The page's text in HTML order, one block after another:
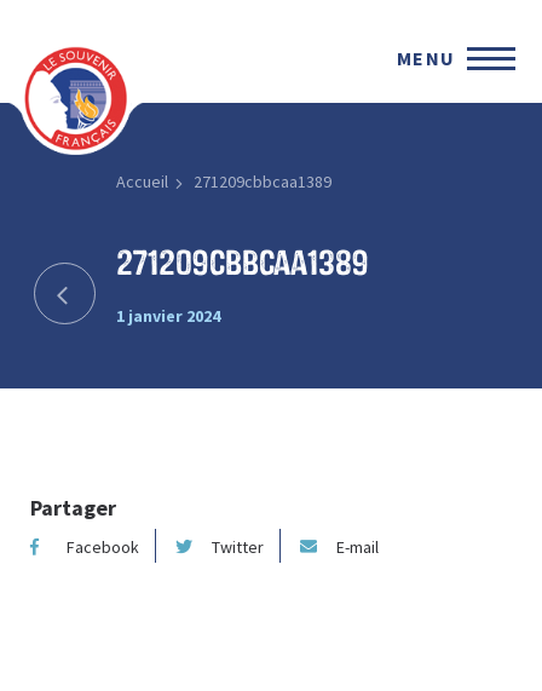
MENU
Accueil 271209cbbcaa1389
271209cbbcaa1389
1 janvier 2024
Partager
Facebook Twitter E-mail